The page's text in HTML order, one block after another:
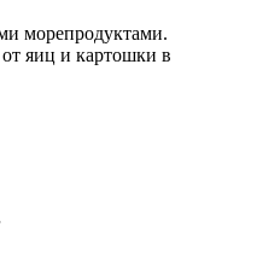
морепродуктами.
яиц и картошки в